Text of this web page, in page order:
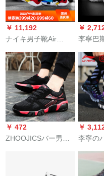
￥ 11,192
ナイキ男子靴Air
Jordan Why Not
Zero.2威少な2代目実
戦署名バーッシェル
BV 6352 AO 6218-
900レガッタ40
￥
李寧巴
靴速雨
トの顔
す。中
城音速
です。
動靴速
青42(
￥ 472
ZHOOJICSバー男子
ています。ネコテー
￥
李寧の
高い運
基礎の